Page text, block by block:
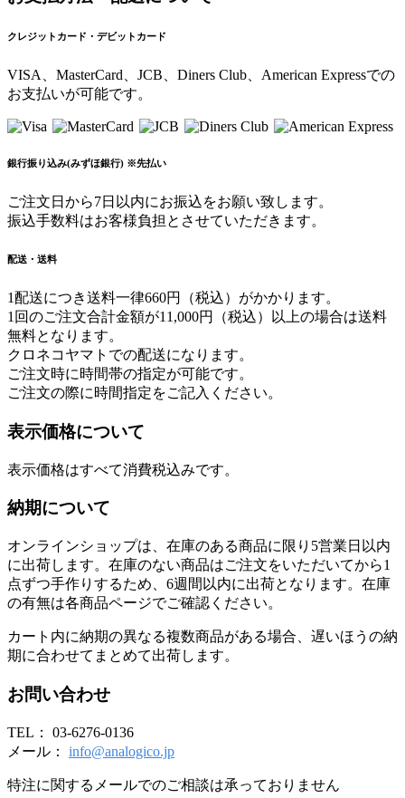
クレジットカード・デビットカード
VISA、MasterCard、JCB、Diners Club、American Expressでの
お支払いが可能です。
銀行振り込み(みずほ銀行) ※先払い
ご注文日から7日以内にお振込をお願い致します。
振込手数料はお客様負担とさせていただきます。
配送・送料
1配送につき送料一律660円（税込）がかかります。
1回のご注文合計金額が11,000円（税込）以上の場合は送料
無料となります。
クロネコヤマトでの配送になります。
ご注文時に時間帯の指定が可能です。
ご注文の際に時間指定をご記入ください。
表示価格について
表示価格はすべて消費税込みです。
納期について
オンラインショップは、在庫のある商品に限り5営業日以内
に出荷します。在庫のない商品はご注文をいただいてから1
点ずつ手作りするため、6週間以内に出荷となります。在庫
の有無は各商品ページでご確認ください。
カート内に納期の異なる複数商品がある場合、遅いほうの納
期に合わせてまとめて出荷します。
お問い合わせ
TEL： 03-6276-0136
メール： info@analogico.jp
特注に関するメールでのご相談は承っておりません